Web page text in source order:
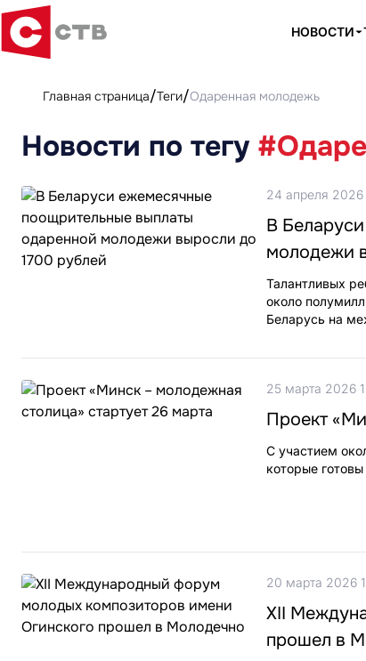
НОВОСТИ
Главная страница Теги Одаренная молодежь
Новости по тегу
24 апреля
В
молодежи
Талантливых
около
Беларусь на
25 марта 2026
Проект
С участием
которые
20 марта 2026
XII
прошел в